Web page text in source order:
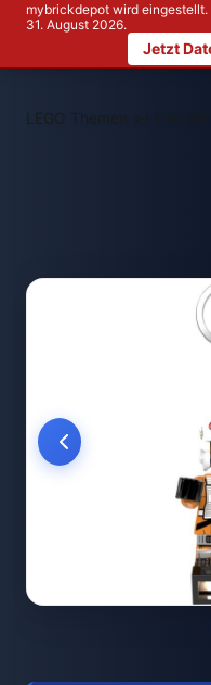
mybrickdepot wird
31. August 2026.
Jetzt
LEGO Themen >